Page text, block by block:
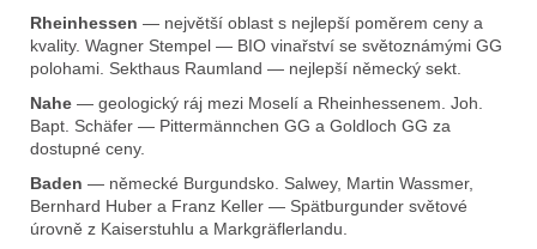
i
s
Rheinhessen — největší oblast s nejlepší poměrem ceny a
kvality. Wagner Stempel — BIO vinařství se světoznámými GG
polohami. Sekthaus Raumland — nejlepší německý sekt.
Nahe — geologický ráj mezi Moselí a Rheinhessenem. Joh.
Bapt. Schäfer — Pittermännchen GG a Goldloch GG za
dostupné ceny.
Baden — německé Burgundsko. Salwey, Martin Wassmer,
Bernhard Huber a Franz Keller — Spätburgunder světové
úrovně z Kaiserstuhlu a Markgräflerlandu.